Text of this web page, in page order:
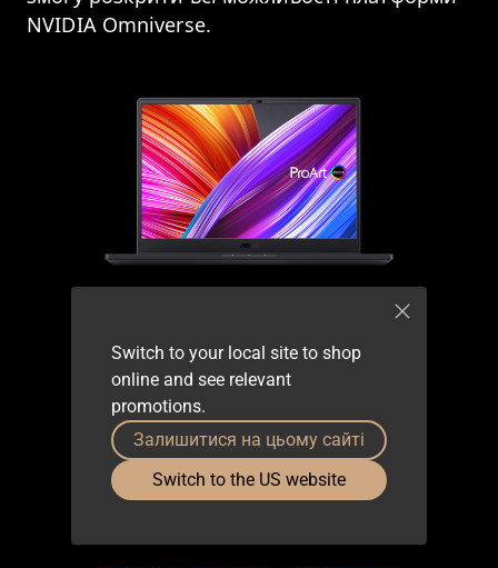
Switch to your local site to shop
online and see relevant
promotions.
Залишитися на цьому сайті
Switch to the US website
NVIDIA Omniverse.
Перетворіть свої креативні ідеї на
реальність за допомогою ноутбука
ProArt Studiobook. Це функціональний
пристрій надасть вам безпрецедентні
можливості для творчої роботи.
Докладніше